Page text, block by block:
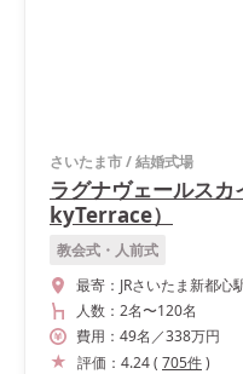
さいたま市/結婚式場
ラグナヴェールス
kyTerrace）
教会式・人前式
最寄： JRさいたま新都心
人数： 2名〜120名
費用： 49名 ／338万円
評価： 4.24( 705件)